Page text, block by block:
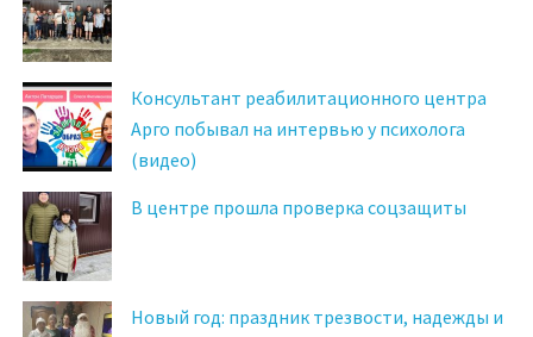
Консультант реабилитационного центра
Арго побывал на интервью у психолога
(видео)
В центре прошла проверка соцзащиты
Новый год: праздник трезвости, надежды и